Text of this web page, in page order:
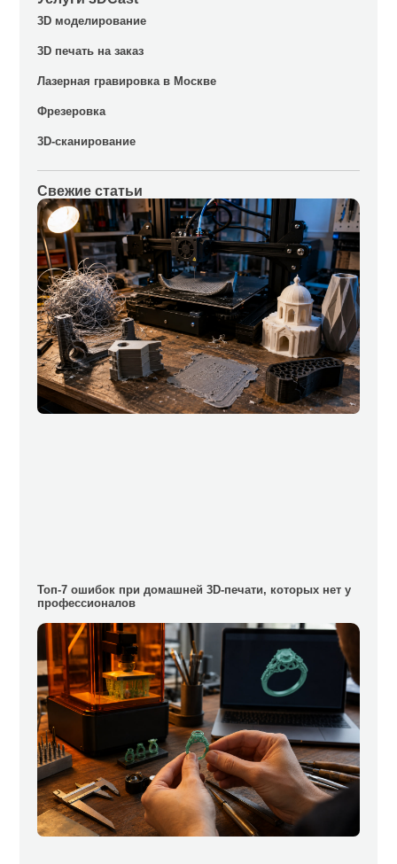
3D моделирование
3D печать на заказ
Лазерная гравировка в Москве
Фрезеровка
3D-сканирование
Свежие статьи
Топ-7 ошибок при домашней 3D-печати, которых нет у
профессионалов